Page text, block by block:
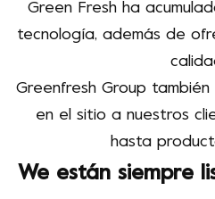
Green Fresh ha
tecnología, además de
Greenfresh Group
en el sitio a nuestros
hasta
We están siempre